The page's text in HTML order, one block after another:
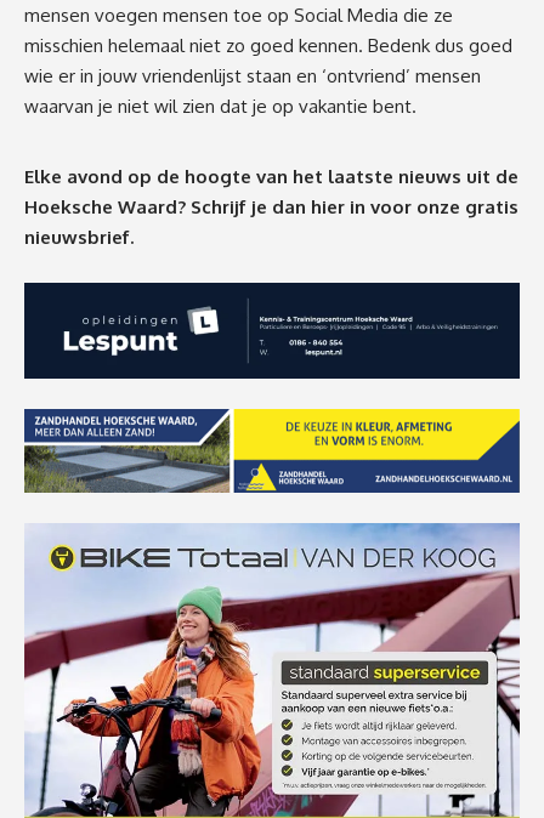
mensen voegen mensen toe op Social Media die ze
misschien helemaal niet zo goed kennen. Bedenk dus goed
wie er in jouw vriendenlijst staan en ‘ontvriend’ mensen
waarvan je niet wil zien dat je op vakantie bent.
Elke avond op de hoogte van het laatste nieuws uit de
Hoeksche Waard? Schrijf je dan hier in voor onze gratis
nieuwsbrief.